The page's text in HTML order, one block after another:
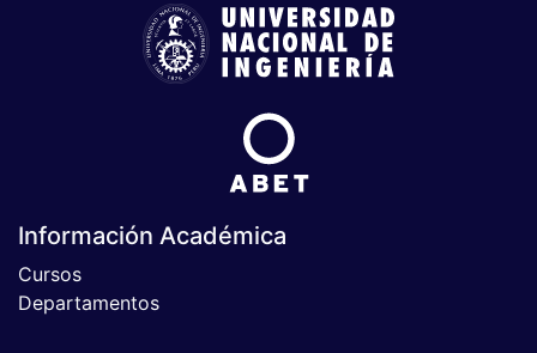
Información Académica
Cursos
Departamentos